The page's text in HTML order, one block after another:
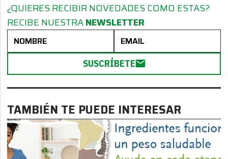
¿QUIERES RECIBIR NOVEDADES COMO ESTAS?
RECIBE NUESTRANEWSLETTER
SUSCRÍBETE
TAMBIÉN TE PUEDE INTERESAR